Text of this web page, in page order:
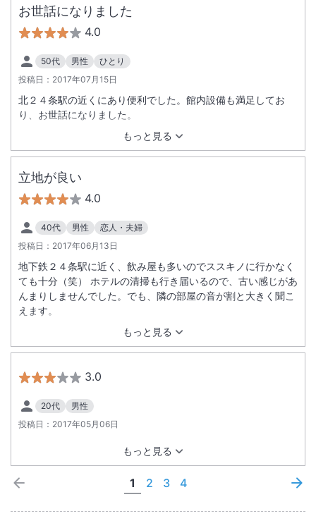
お世話になりました
4.0
50代 男性
ひとり
投稿日： 2017年07月15日
もっと見る
北２４条駅の近くにあり便利でした。館内設備も満足してお
り、お世話になりました。
立地が良い
4.0
40代 男性
恋人・夫婦
投稿日： 2017年06月13日
もっと見る
地下鉄２４条駅に近く、飲み屋も多いのでススキノに行かなく
ても十分（笑） ホテルの清掃も行き届いるので、古い感じがあ
んまりしませんでした。でも、隣の部屋の音が割と大きく聞こ
えます。
3.0
20代
男性
投稿日： 2017年05月06日
もっと見る
1 2 3 4